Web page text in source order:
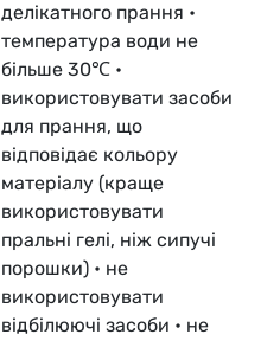
делікатного прання •
температура води не
більше 30℃ •
використовувати засоби
для прання, що
відповідає кольору
матеріалу (краще
використовувати
пральні гелі, ніж сипучі
порошки) • не
використовувати
відбілюючі засоби • не